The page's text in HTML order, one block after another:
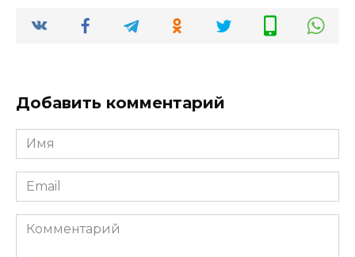
Добавить комментарий
Имя
*
Email
*
Комментарий